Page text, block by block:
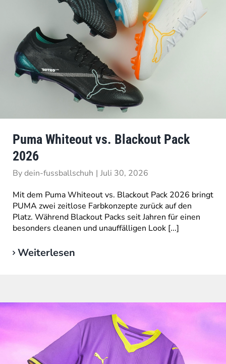
Puma Whiteout vs. Blackout Pack
2026
Bydein-fussballschuh | Juli 30, 2026
Mit dem Puma Whiteout vs. Blackout Pack 2026 bringt
PUMA zwei zeitlose Farbkonzepte zurück auf den
Platz. Während Blackout Packs seit Jahren für einen
besonders cleanen und unauffälligen Look [...]
Weiterlesen